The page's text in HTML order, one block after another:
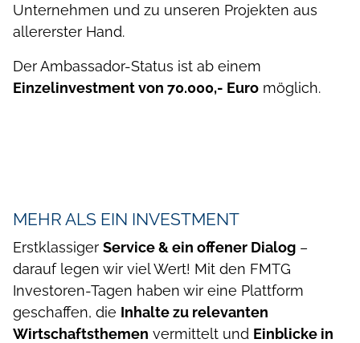
Unternehmen und zu unseren Projekten aus
allererster Hand.
Der Ambassador-Status ist ab einem
Einzelinvestment von 70.000,- Euro möglich.
MEHR ALS EIN INVESTMENT
Erstklassiger Service & ein offener Dialog –
darauf legen wir viel Wert! Mit den FMTG
Investoren-Tagen haben wir eine Plattform
geschaffen, die Inhalte zu relevanten
Wirtschaftsthemen vermittelt und Einblicke in